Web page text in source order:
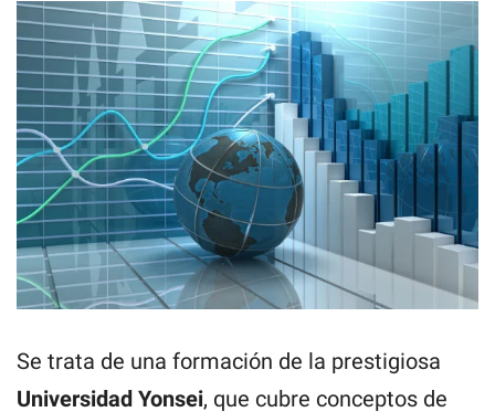
Se trata de una formación de la prestigiosa
Universidad Yonsei, que cubre conceptos de